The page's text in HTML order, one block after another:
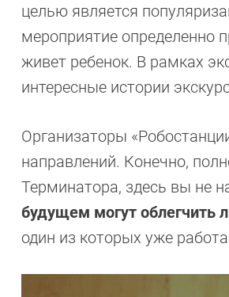
целью является
мероприятие определенно
живет ребенок. В рамках
интересные истории
Организаторы
направлений. Конечно,
Терминатора, здесь вы не
будущем могут облегчить
один из которых уже